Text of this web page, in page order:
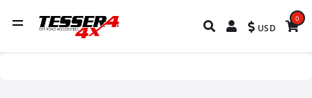
USD
0